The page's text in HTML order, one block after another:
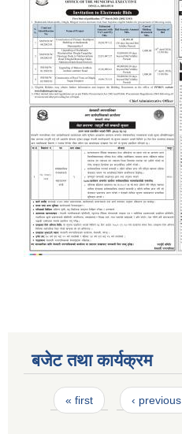
बजेट तथा कार्यक्रम
Pages
« first ‹ previous